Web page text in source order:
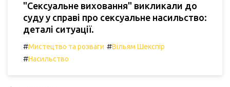
"Сексуальне виховання" викликали до
суду у справі про сексуальне насильство:
деталі ситуації.
#Мистецтво та розваги #Вільям Шекспір
#Насильство